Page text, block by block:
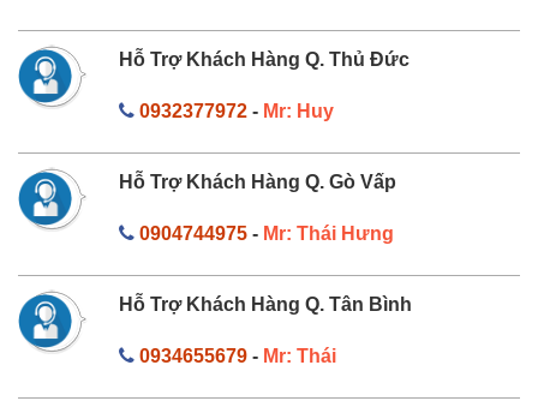
Hỗ Trợ Khách Hàng Q. Thủ Đức
0932377972- Mr: Huy
Hỗ Trợ Khách Hàng Q. Gò Vấp
0904744975- Mr: Thái Hưng
Hỗ Trợ Khách Hàng Q. Tân Bình
0934655679- Mr: Thái